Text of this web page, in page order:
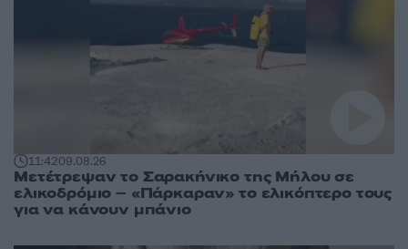
11:4209.08.26
Μετέτρεψαν το Σαρακήνικο της Μήλου σε
ελικοδρόμιο – «Πάρκαραν» το ελικόπτερο τους
για να κάνουν μπάνιο